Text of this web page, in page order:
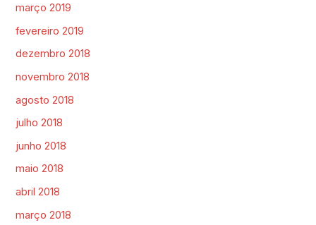
março 2019
fevereiro 2019
dezembro 2018
novembro 2018
agosto 2018
julho 2018
junho 2018
maio 2018
abril 2018
março 2018